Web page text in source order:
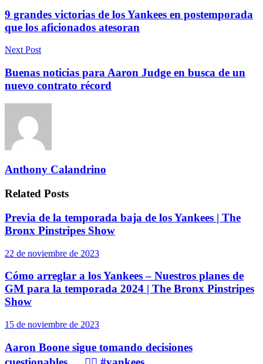
9 grandes victorias de los Yankees en postemporada
que los aficionados atesoran
Next Post
Buenas noticias para Aaron Judge en busca de un
nuevo contrato récord
Anthony Calandrino
Related Posts
Previa de la temporada baja de los Yankees | The
Bronx Pinstripes Show
22 de noviembre de 2023
Cómo arreglar a los Yankees – Nuestros planes de
GM para la temporada 2024 | The Bronx Pinstripes
Show
15 de noviembre de 2023
Aaron Boone sigue tomando decisiones